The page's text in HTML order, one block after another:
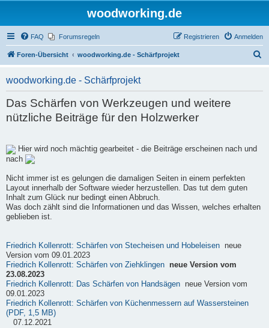
woodworking.de
FAQ Forumsregeln Anmelden
Registrieren
Foren-Übersicht woodworking.de - Schärfprojekt
woodworking.de - Schärfprojekt
Das Schärfen von Werkzeugen und weitere
nützliche Beiträge für den Holzwerker
Hier wird noch mächtig gearbeitet - die Beiträge erscheinen nach und
nach
Nicht immer ist es gelungen die damaligen Seiten in einem perfekten
Layout innerhalb der Software wieder herzustellen. Das tut dem guten
Inhalt zum Glück nur bedingt einen Abbruch.
Was doch zählt sind die Informationen und das Wissen, welches erhalten
geblieben ist.
Friedrich Kollenrott: Schärfen von Stecheisen und Hobeleisen neue
Version vom 09.01.2023
Friedrich Kollenrott: Schärfen von Ziehklingen
neue Version vom
23.08.2023
Friedrich Kollenrott: Das Schärfen von Handsägen neue Version vom
09.01.2023
Friedrich Kollenrott: Schärfen von Küchenmessern auf Wassersteinen
(PDF, 1,5 MB)
07.12.2021